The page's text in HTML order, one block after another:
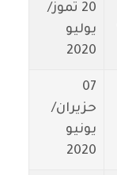
20 تموز/
يوليو
2020
07
حزيران/
يونيو
2020